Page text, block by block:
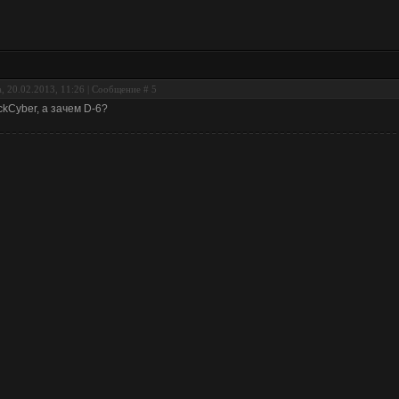
20.02.2013, 11:26 | Сообщение # 5
а зачем D-6?